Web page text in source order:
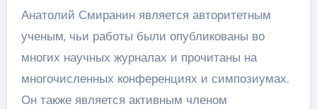
Анатолий Смиранин является авторитетным
ученым, чьи работы были опубликованы во
многих научных журналах и прочитаны на
многочисленных конференциях и симпозиумах.
Он также является активным членом